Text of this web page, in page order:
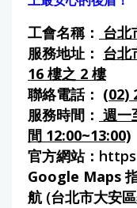
工會名稱： 台北
服務地址： 台北
16 樓之 2 樓
聯絡電話： (02)
服務時間： 週一
間 12:00~13:00)
官方網站：
Google Maps
航 (台北市大安